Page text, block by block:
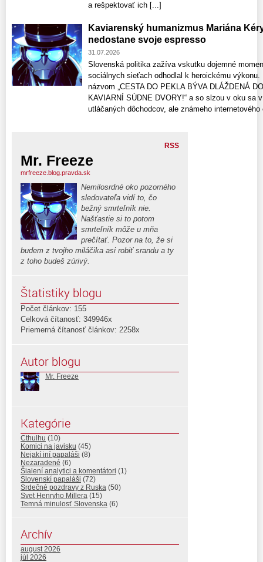
a rešpektovať ich [...]
Kaviarenský humanizmus Mariána
nedostane svoje espresso
31.07.2026
Slovenská politika zažíva vskutku dojemné
sociálnych sieťach odhodlal k heroickému
názvom „CESTA DO PEKLA BÝVA DLÁŽDENÁ
KAVIARNÍ SÚDNE DVORY!“ a so slzou v oku
utláčaných dôchodcov, ale známeho
RSS
Mr. Freeze
mrfreeze.blog.pravda.sk
Nemilosrdné oko pozorného
sledovateľa vidí to, čo
bežný smrteľník nie.
Našťastie si to potom
smrteľník môže u mňa
prečítať. Pozor na to, že si
budem z tvojho miláčika asi robiť srandu a ty
z toho budeš zúrivý.
Štatistiky blogu
Počet článkov: 155
Celková čítanosť: 349946x
Priemerná čítanosť článkov: 2258x
Autor blogu
Mr. Freeze
Kategórie
Cthulhu (10)
Komici na javisku (45)
Nejakí iní papaláši (8)
Nezaradené (6)
Šialení analytici a komentátori (1)
Slovenskí papaláši (72)
Srdečné pozdravy z Ruska (50)
Svet Henryho Millera (15)
Temná minulosť Slovenska (6)
Archív
august 2026
júl 2026